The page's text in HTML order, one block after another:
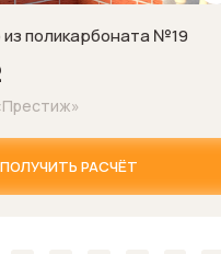
поликарбоната №19
ПОЛУЧИТЬ РАСЧЁТ